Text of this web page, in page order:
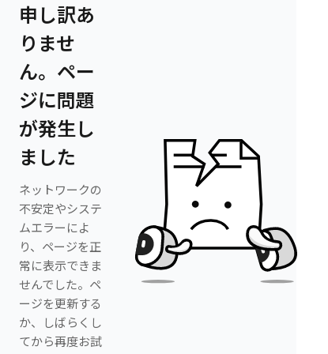
申し訳あ
りませ
ん。ペー
ジに問題
が発生し
ました
ネットワークの
不安定やシステ
ムエラーによ
り、ページを正
常に表示できま
せんでした。ペ
ージを更新する
か、しばらくし
てから再度お試